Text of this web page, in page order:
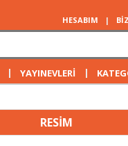
HESABIM |
| YAYINEVLERİ |
RESİM